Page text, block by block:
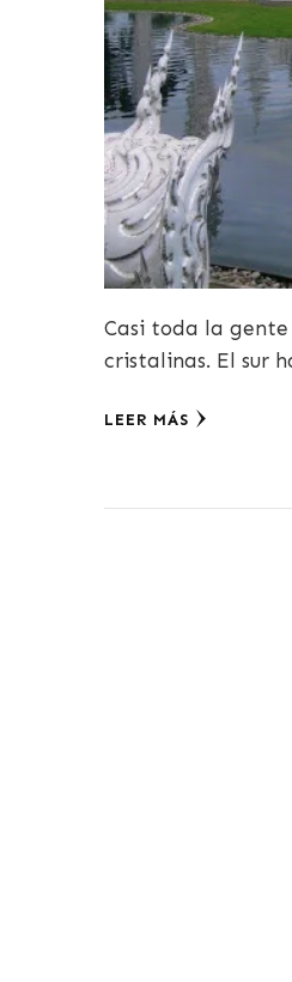
Casi toda la gente
cristalinas. El sur
LEER MÁS